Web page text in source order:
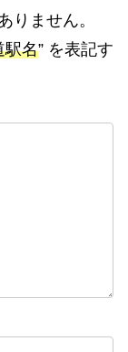
りません。
駅名” を表記す